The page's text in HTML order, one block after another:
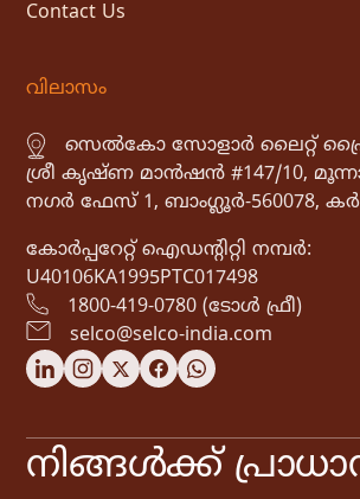
Contact Us
വിലാസം
സെൽകോ സോളാർ ലൈറ്റ്
ശ്രീ കൃഷ്ണ മാൻഷൻ #147/10,
നഗർ ഫേസ് 1, ബാംഗ്ലൂർ-560078,
കോർപ്പറേറ്റ് ഐഡൻ്റിറ്റി നമ്പർ:
U40106KA1995PTC017498
1800-419-0780 (ടോൾ ഫ്രീ)
selco@selco-india.com
നിങ്ങൾക്ക്